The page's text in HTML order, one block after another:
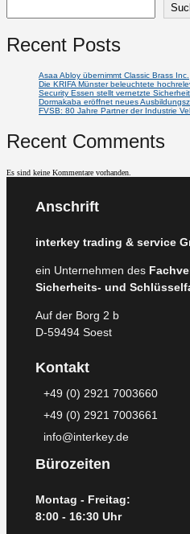
Recent Posts
Asaa Abloy übernimmt Classic Brass Inc.
Die KRIFA Münster beleuchtete
Security Essen stellt vernetzte
Dormakaba eröffnet neues
FVSB: 80 Jahre Partner der Industrie
Recent Comments
Es sind keine Kommentare vorhanden.
Anschrift
interkey trading & service
ein Unternehmen des
Sicherheits- und
Auf der Borg 2 b
D-59494 Soest
Kontakt
+49 (0) 2921 7003660
+49 (0) 2921 7003661
info@interkey.de
Bürozeiten
Montag - Freitag:
8:00 - 16:30 Uhr